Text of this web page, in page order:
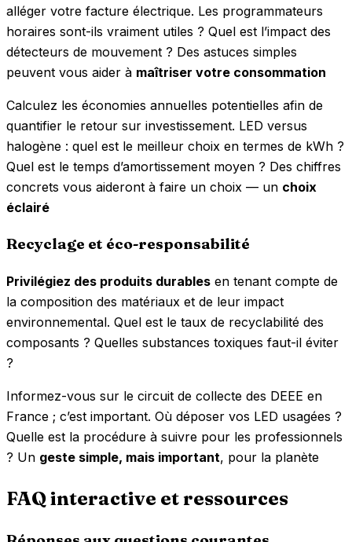
alléger votre facture électrique. Les programmateurs
horaires sont-ils vraiment utiles ? Quel est l’impact des
détecteurs de mouvement ? Des astuces simples
peuvent vous aider à maîtriser votre consommation
Calculez les économies annuelles potentielles afin de
quantifier le retour sur investissement. LED versus
halogène : quel est le meilleur choix en termes de kWh ?
Quel est le temps d’amortissement moyen ? Des chiffres
concrets vous aideront à faire un choix — un choix
éclairé
Recyclage et éco-responsabilité
Privilégiez des produits durables en tenant compte de
la composition des matériaux et de leur impact
environnemental. Quel est le taux de recyclabilité des
composants ? Quelles substances toxiques faut-il éviter
?
Informez-vous sur le circuit de collecte des DEEE en
France ; c’est important. Où déposer vos LED usagées ?
Quelle est la procédure à suivre pour les professionnels
? Un geste simple, mais important, pour la planète
FAQ interactive et ressources